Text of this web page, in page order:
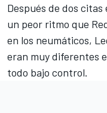
Después de dos
un peor ritmo que
en los neumáticos,
eran muy diferentes
todo bajo control.